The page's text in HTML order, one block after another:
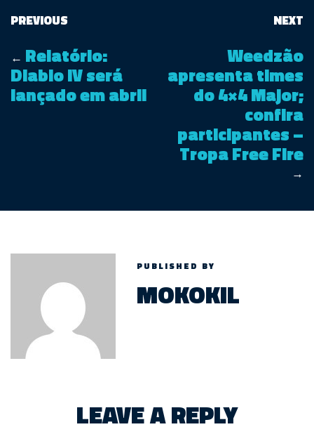
PREVIOUS
← Relatório:
Diablo IV será
lançado em abril
NEXT
Weedzão
apresenta times
do 4×4 Major;
confira
participantes –
Tropa Free Fire
→
PUBLISHED BY
MOKOKIL
LEAVE A REPLY